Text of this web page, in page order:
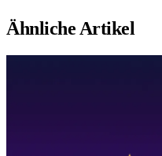
Ähnliche Artikel